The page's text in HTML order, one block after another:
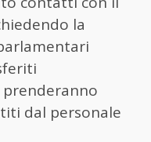
la
prenderanno
dal personale